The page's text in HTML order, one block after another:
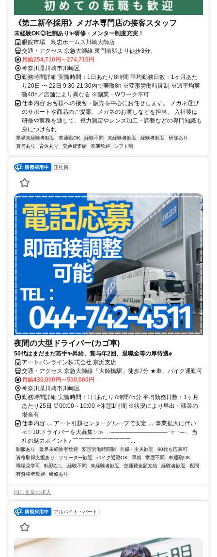
《第二新卒採用》メガネ専門店の接客スタッフ
未経験OK◎社割あり✨研修・メンター制度充実！
眼鏡市場 島忠ホームズ川崎大師店
交通・アクセス 京急大師線 東門前駅より徒歩3分。
月給254,710円～274,710円
神奈川県川崎市川崎区
勤務時間詳細 実働時間：1日あたり8時間 平均勤務日数：1ヶ月あた
り20日 〜 22日 9:30-21:30内で実働8h ※変形労働時間制 ※週平均実
働40h／店舗により異なる ※副業・Wワーク不可
仕事内容 お客様への接客・販売を中心にお任せします。 メガネ選び
のサポートや商品のご提案、メガネのお渡しなどを担当。 入社後は
研修や実務を通して、視力測定やレンズ加工・調整などの専門知識も
身につけられ...
業界未経験者歓迎 車通勤OK 経験不問 未経験者歓迎 経験者歓迎
研修あり
賞与あり
育休あり 交通費支給 長期歓迎 シフト制
正社員
夜間の大型ドライバー(カゴ車)
50代はまだまだ若手✨昇給、賞与年2回、退職金等の厚待遇✊
アートバンライン株式会社 京浜支店
交通・アクセス 京急大師線「大師橋駅」徒歩7分 ★車、バイク通勤可
月給436,000円～500,000円
神奈川県川崎市川崎区
勤務時間詳細 実働時間：1日あたり7時間45分 平均勤務日数：1ヶ月
あたり25日 ⏰00:00～10:00 ⭐休憩1時間 ※状況により早出・残業の
場合有
仕事内容 ⸜⸜ アート引越センターグループで安定 ⸝⸝ 事業拡大に伴い
≪✨10tドライバーを大募集✨≫ ╭─────────────･⭐･･─╮ 当
社の魅力ポイント♪ ￣￣￣￣￣￣￣￣￣￣...
制服あり 業界未経験者歓迎 変形労働時間制 主婦・主夫歓迎
60代も応募可
資格取得支援あり
フリーター歓迎 バイク通勤OK 早朝 学歴不問
車通勤OK
職場見学可
転勤なし 経験不問 未経験者歓迎 交通費全額支給 経験者歓迎
夜間
有資格者歓迎
研修あり
同じ企業の求人
アルバイト・パート